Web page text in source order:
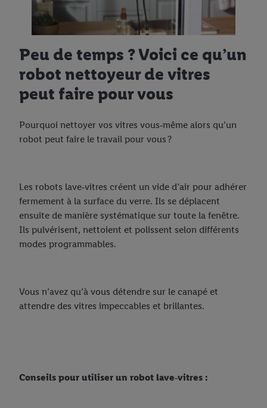
Peu de temps ? Voici ce qu’un
robot nettoyeur de vitres
peut faire pour vous
Pourquoi nettoyer vos vitres vous‑même alors qu’un
robot peut faire le travail pour vous ?
Les robots lave‑vitres créent un vide d’air pour adhérer
fermement à la surface du verre. Ils se déplacent
ensuite de manière systématique sur toute la fenêtre.
Ils pulvérisent, nettoient et polissent selon différents
modes programmables.
Vous n’avez qu’à vous détendre sur le canapé et
attendre des vitres impeccables et brillantes.
Conseils pour utiliser un robot lave‑vitres :